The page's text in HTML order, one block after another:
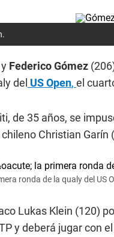
Federico Gómez
del US Open, el
de 35 años, se
Christian
ronda de la qualy del US
Lukas Klein (120)
y deberá jugar con